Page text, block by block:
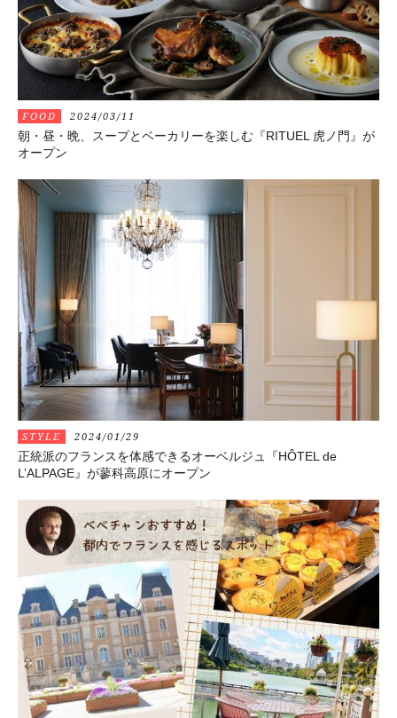
FOOD 2024/03/11
朝・昼・晩、スープとベーカリーを楽しむ『RITUEL 虎ノ門』が
オープン
STYLE 2024/01/29
正統派のフランスを体感できるオーベルジュ『HÔTEL de
L’ALPAGE』が蓼科高原にオープン